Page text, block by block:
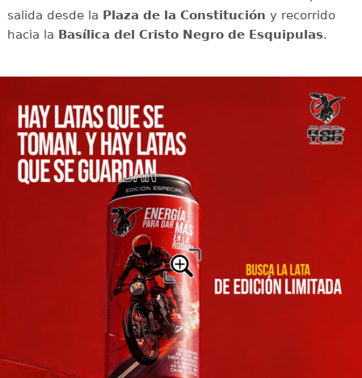
salida desde la Plaza de la Constitución y recorrido
hacia la Basílica del Cristo Negro de Esquipulas.